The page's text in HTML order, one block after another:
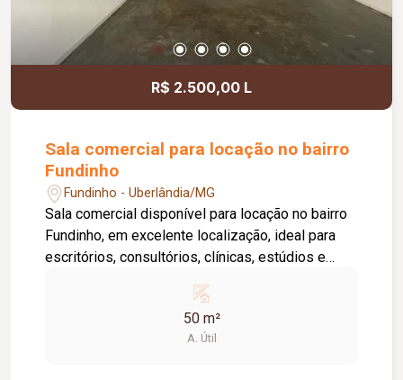
locatário. Entre em contato para mais
informações e agende uma visita.
R$ 2.500,00 L
Sala comercial para locação no bairro
Fundinho
Fundinho - Uberlândia/MG
Sala comercial disponível para locação no bairro
Fundinho, em excelente localização, ideal para
escritórios, consultórios, clínicas, estúdios e
aproximadamente 50 m², forro em gesso, copa,
ponto de água, interfone e acesso por senha,
oferecendo praticidade e funcionalidade para o
50 m²
A. Útil